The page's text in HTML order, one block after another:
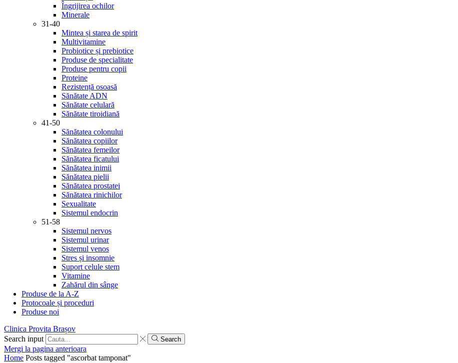
Îngrijirea ochilor
Minerale
31-40
Mintea și starea de spirit
Multivitamine
Probiotice și prebiotice
Produse de specialitate
Produse pentru copii
Proteine
Rezistență osoasă
Sănătate ADN
Sănătate celulară
Sănătate tiroidiană
41-50
Sănătatea colonului
Sănătatea copiilor
Sănătatea femeilor
Sănătatea ficatului
Sănătatea inimii
Sănătatea pielii
Sănătatea prostatei
Sănătatea rinichilor
Sexualitate
Sistemul endocrin
51-58
Sistemul nervos
Sistemul urinar
Sistemul venos
Stres și insomnie
Suport celule stem
Vitamine
Zahărul din sânge
Produse de la A-Z
Protocoale și proceduri
Produse noi
Clinica Provita Brașov
Search input
Search
Mergi la pagina anterioara
Home Posts tagged "ascorbat tamponat"